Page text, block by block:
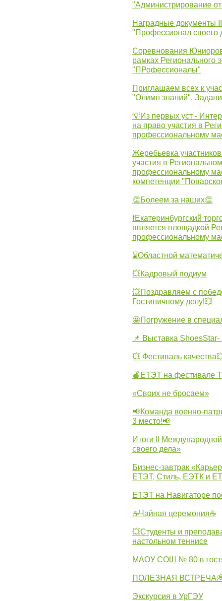
"Администрирование
Наградные документы
"Профессионал своего
Соревнования
рамках Регионального
"ПРофессионалы"
Приглашаем всех к
"Олимп знаний".
💡Из первых уст -
на право участия в
профессиональному
Жеребьевка
участия в
профессиональному
компетенции
👏Болеем за наших👏
❗Екатеринбургский
является площадкой
профессиональному
⌛Областной
💥Кадровый подиум
💥Поздравляем с
Гостиничному делу!💥
🤩Погружение в
📌 Выставка ShoesStar-
💥 Фестиваль
🍎ЕТЭТ на фестивале
«Своих не бросаем»
📢Команда военно-
3 место!📢
Итоги II
своего дела»
Бизнес-завтрак
ЕТЭТ, Стиль, ЕЭТК и
ЕТЭТ на Навигаторе
☕Чайная церемония☕
💥Студенты и
настольном теннисе
МАОУ СОШ № 80 в
ПОЛЕЗНАЯ
Экскурсия в УрГЭУ